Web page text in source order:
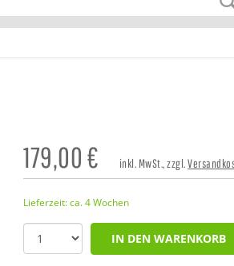
179,00€ inkl. MwSt., zzgl.
Lieferzeit: ca. 4 Wochen
IN DEN WARENKORB